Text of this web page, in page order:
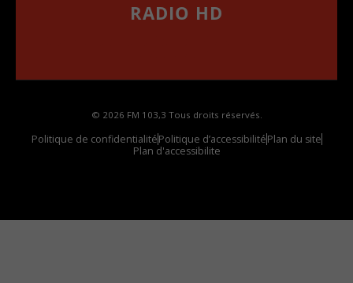
RADIO HD
© 2026 FM 103,3 Tous droits réservés.
Politique de confidentialitéPolitique d’accessibilitéPlan du site
Plan d'accessibilite